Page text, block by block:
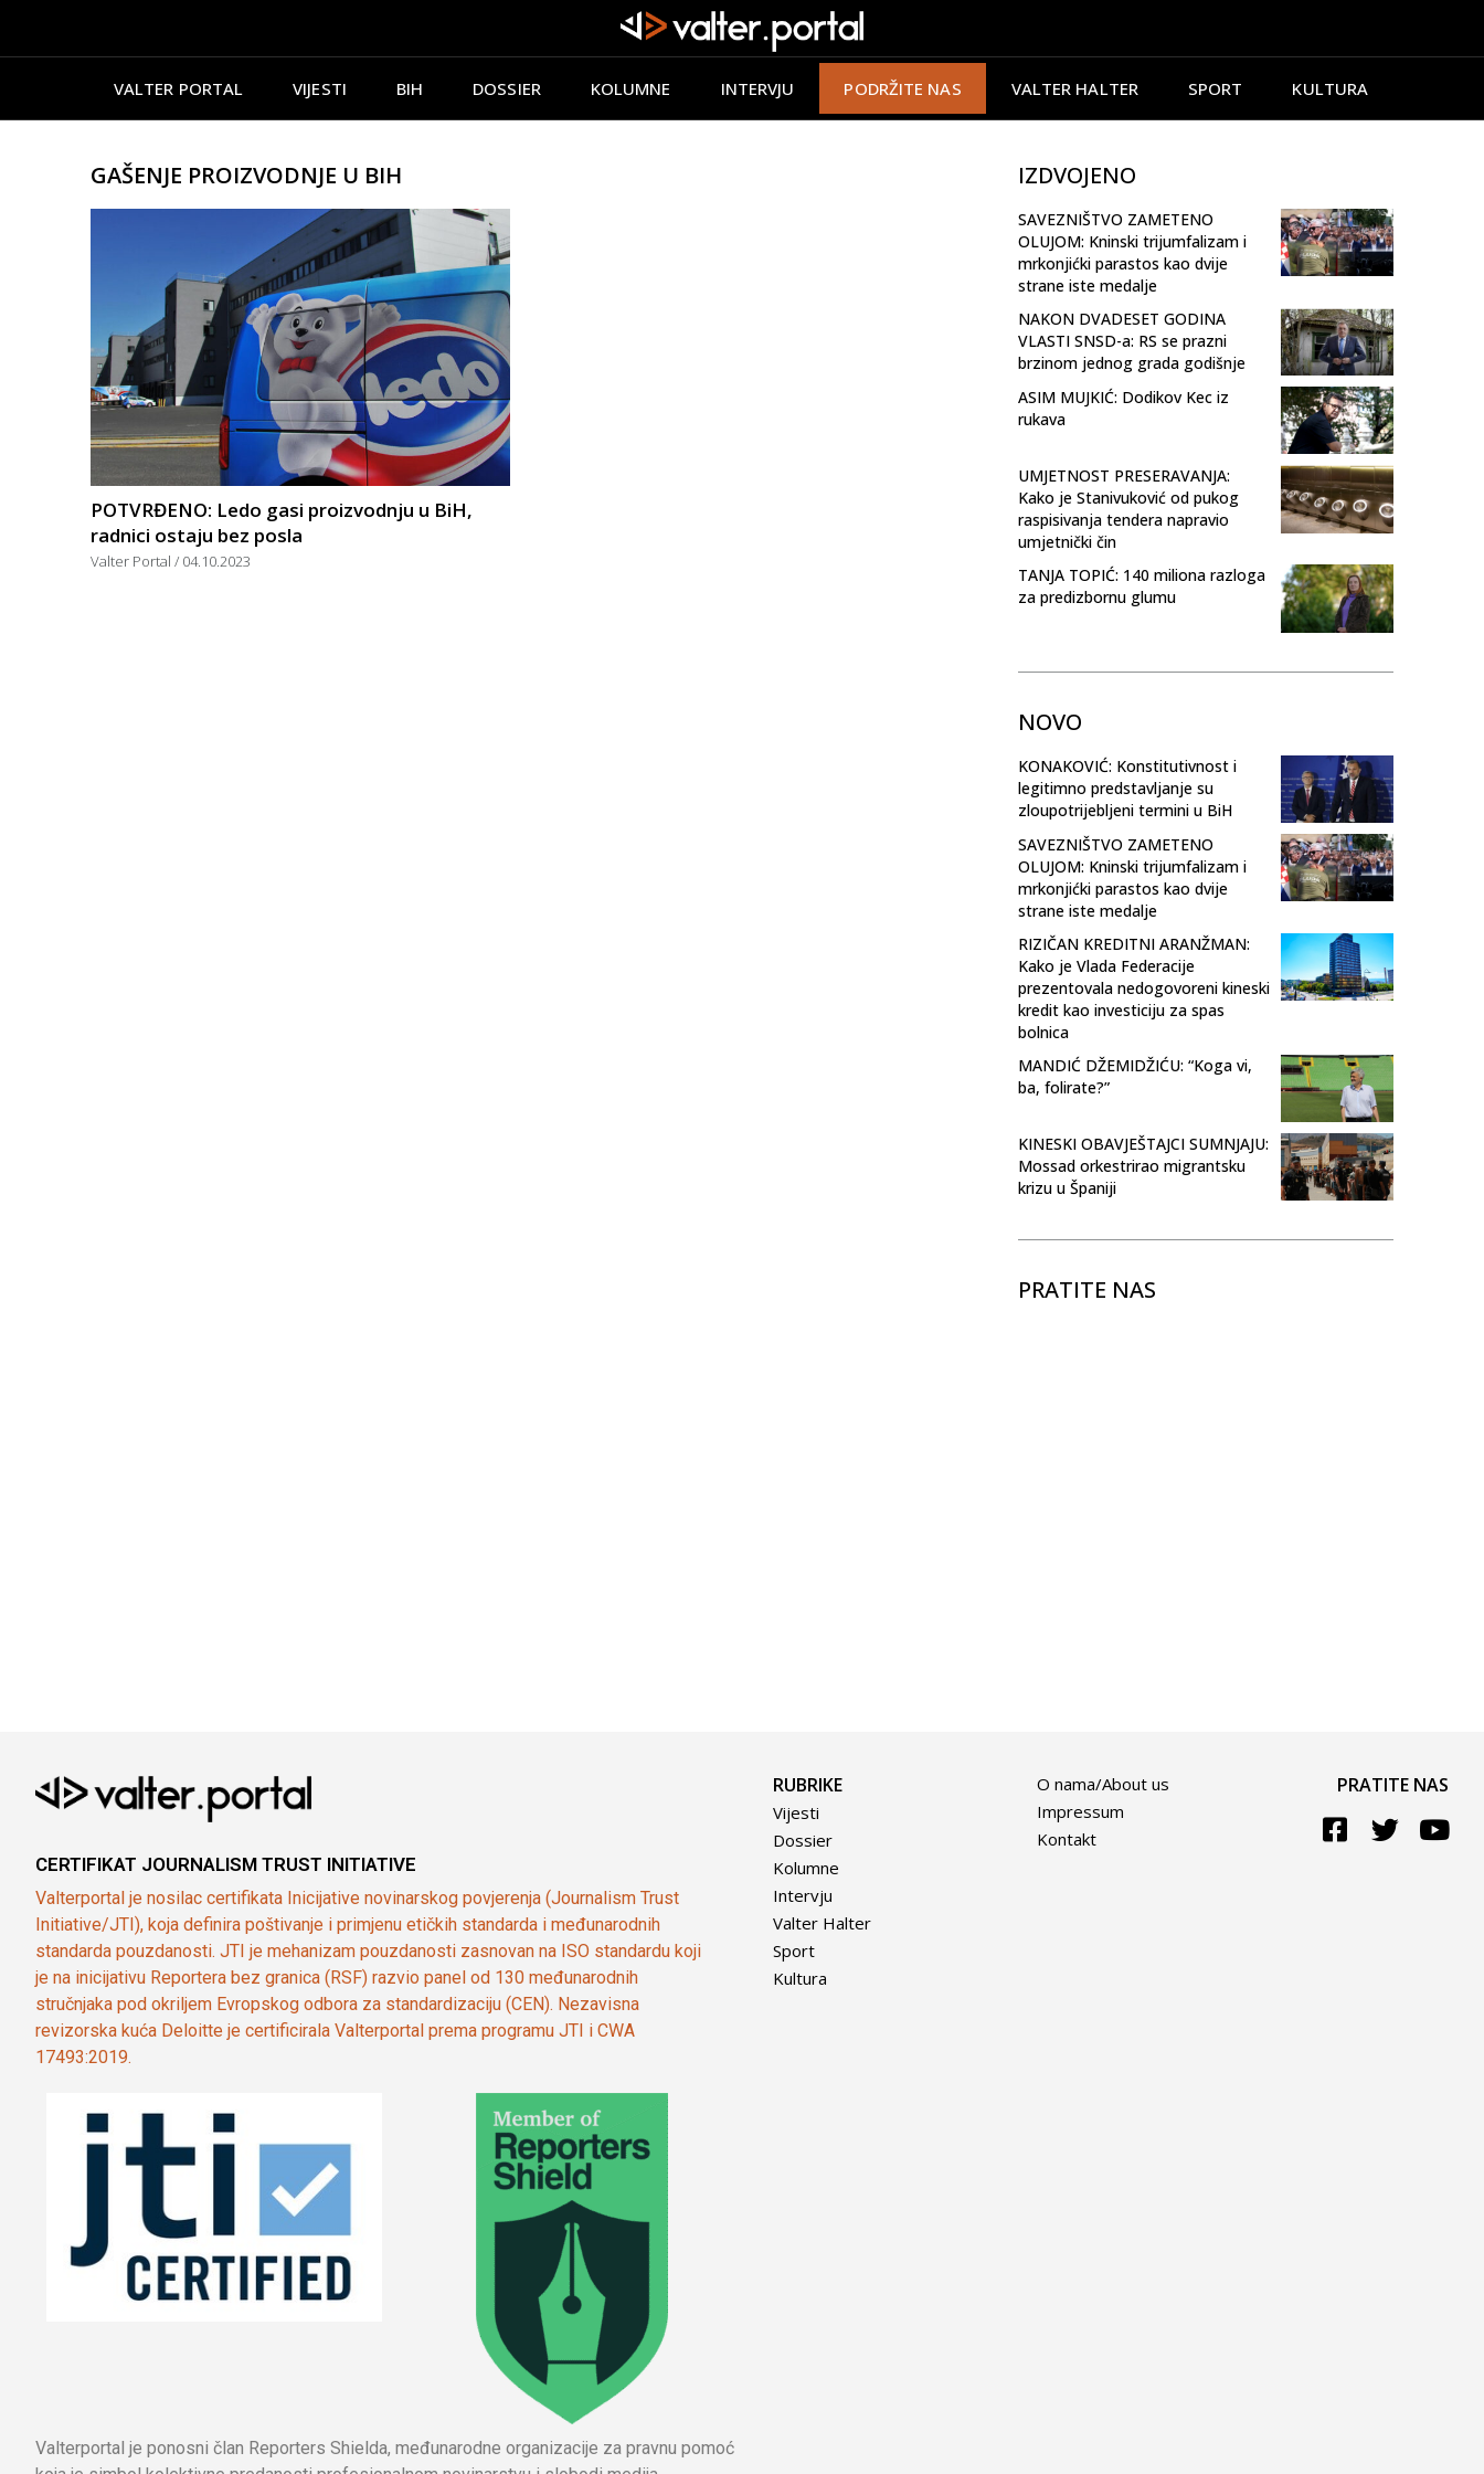
VALTER PORTAL VIJESTI BIH DOSSIER KOLUMNE INTERVJU PODRŽITE NAS VALTER HALTER SPORT KULTURA
GAŠENJE PROIZVODNJE U BIH
POTVRĐENO: Ledo gasi proizvodnju u BiH,
radnici ostaju bez posla
Valter Portal 04.10.2023
IZDVOJENO
SAVEZNIŠTVO ZAMETENO
OLUJOM: Kninski trijumfalizam i
mrkonjićki parastos kao dvije
strane iste medalje
NAKON DVADESET GODINA
VLASTI SNSD-a: RS se prazni
brzinom jednog grada godišnje
ASIM MUJKIĆ: Dodikov Kec iz
rukava
UMJETNOST PRESERAVANJA:
Kako je Stanivuković od pukog
raspisivanja tendera napravio
umjetnički čin
TANJA TOPIĆ: 140 miliona razloga
za predizbornu glumu
NOVO
KONAKOVIĆ: Konstitutivnost i
legitimno predstavljanje su
zloupotrijebljeni termini u BiH
SAVEZNIŠTVO ZAMETENO
OLUJOM: Kninski trijumfalizam i
mrkonjićki parastos kao dvije
strane iste medalje
RIZIČAN KREDITNI ARANŽMAN:
Kako je Vlada Federacije
prezentovala nedogovoreni kineski
kredit kao investiciju za spas
bolnica
MANDIĆ DŽEMIDŽIĆU: “Koga vi,
ba, folirate?”
KINESKI OBAVJEŠTAJCI SUMNJAJU:
Mossad orkestrirao migrantsku
krizu u Španiji
PRATITE NAS
CERTIFIKAT JOURNALISM TRUST INITIATIVE
Valterportal je nosilac certifikata Inicijative novinarskog povjerenja (Journalism Trust
Initiative/JTI), koja definira poštivanje i primjenu etičkih standarda i međunarodnih
standarda pouzdanosti. JTI je mehanizam pouzdanosti zasnovan na ISO standardu koji
je na inicijativu Reportera bez granica (RSF) razvio panel od 130 međunarodnih
stručnjaka pod okriljem Evropskog odbora za standardizaciju (CEN). Nezavisna
revizorska kuća Deloitte je certificirala Valterportal prema programu JTI i CWA
17493:2019.
Valterportal je ponosni član Reporters Shielda, međunarodne organizacije za pravnu pomoć
RUBRIKE
Vijesti
Dossier
Kolumne
Intervju
Valter Halter
Sport
Kultura
O nama/About us
Impressum
Kontakt
PRATITE NAS